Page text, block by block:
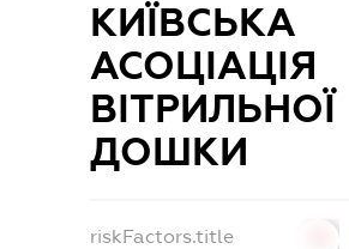
КИЇВСЬКА
АСОЦІАЦІЯ
ВІТРИЛЬНОЇ
ДОШКИ
riskFactors.title